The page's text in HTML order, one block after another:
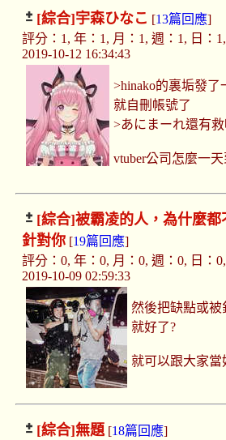
[綜合]宇森ひなこ [13篇回應]
評分：1, 年：1, 月：1, 週：1, 日：
2019-10-12 16:34:43
>hinako的裏垢發
就自刪帳號了
>あにまーれ還有救
vtuber公司怎麼一
[綜合]被霸凌的人，為什麼
針對你[19篇回應]
評分：0, 年：0, 月：0, 週：0, 日：
2019-10-09 02:59:33
然後把缺點或
就好了?
就可以跟大家當
[綜合]無題[18篇回應]